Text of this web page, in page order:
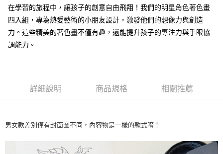
貨到付款
運送方式
付款後全家取貨
每筆NT$80，滿NT$999(含以上)免運費
每筆NT$80，滿NT$999(含以上)免運費
在學習的旅程中，讓孩子的創意自由飛翔！我們的明星角色著色畫
四入組，專為熱愛藝術的小朋友設計，激發他們的想像力與創造
力。這些精美的著色畫不僅有趣，還能提升孩子的專注力與手眼協
調能力。
詳細說明 商品規格 相關推薦
男女款差別僅有封面圖不同，內容物是一樣的款式唷！